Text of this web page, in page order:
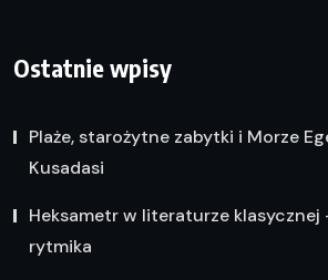
Ostatnie wpisy
Plaże, starożytne zabytki i Morze
Kusadasi
Heksametr w literaturze klasycznej
rytmika